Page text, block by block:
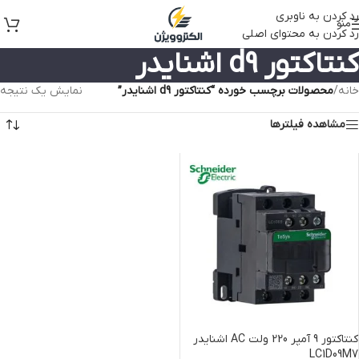
رد کردن به ناوبری
رد کردن به محتوای اصلی
منو
کنتاکتور d9 اشنایدر
خانه/محصولات برچسب خورده “کنتاکتور d9 اشنایدر” نمایش یک نتیجه
مشاهده فیلترها
کنتاکتور 9 آمپر 220 ولت AC اشنایدر
LC1D09M7